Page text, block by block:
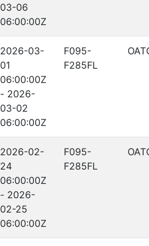
03-06
06:00:00Z
2026-03-
01
06:00:00Z
- 2026-
03-02
06:00:00Z
F095-
F285FL
2026-02-
24
06:00:00Z
- 2026-
02-25
06:00:00Z
F095-
F285FL